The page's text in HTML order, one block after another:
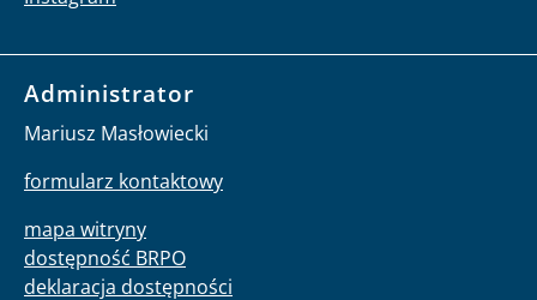
Administrator
Mariusz Masłowiecki
formularz kontaktowy
mapa witryny
dostępność BRPO
deklaracja dostępności